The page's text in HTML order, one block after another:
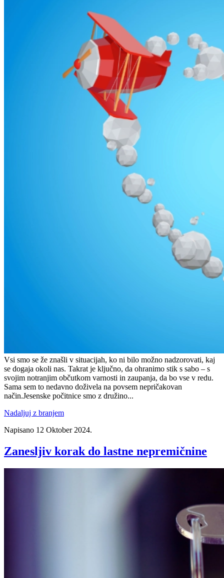
Vsi smo se že znašli v situacijah, ko ni bilo možno nadzorovati, kaj
se dogaja okoli nas. Takrat je ključno, da ohranimo stik s sabo – s
svojim notranjim občutkom varnosti in zaupanja, da bo vse v redu.
Sama sem to nedavno doživela na povsem nepričakovan
način.Jesenske počitnice smo z družino...
Nadaljuj z branjem
Napisano 12 Oktober 2024.
Zanesljiv korak do lastne nepremičnine